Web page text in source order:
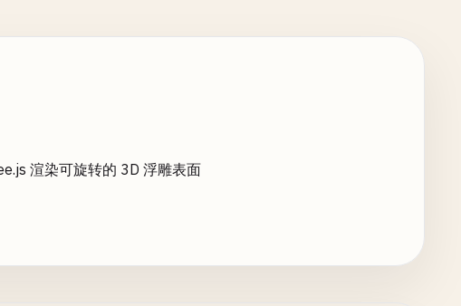
渲染可旋转的 3D 浮雕表面